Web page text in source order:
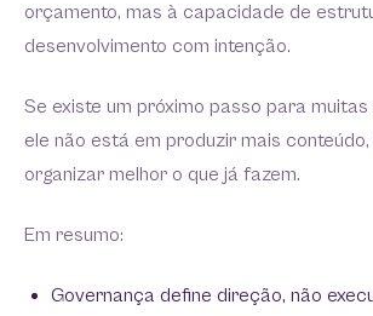
orçamento, mas à capacidade de
desenvolvimento com intenção.
Se existe um próximo passo para
ele não está em produzir mais
organizar melhor o que já fazem.
Em resumo:
Governança define direção, não